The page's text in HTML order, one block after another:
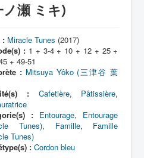
瀬 ミキ)
: Miracle Tunes (2017)
: 1 + 3-4 + 10 + 12 + 25 +
+ 49-51
: Mitsuya Yôko (三津谷 葉
:
Cafetière, Pâtissière,
: Entourage, Entourage
Tunes), Famille, Famille
Tunes)
: Cordon bleu